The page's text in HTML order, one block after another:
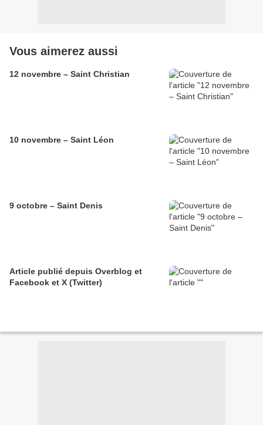
Vous aimerez aussi
12 novembre – Saint Christian
10 novembre – Saint Léon
9 octobre – Saint Denis
Article publié depuis Overblog et
Facebook et X (Twitter)